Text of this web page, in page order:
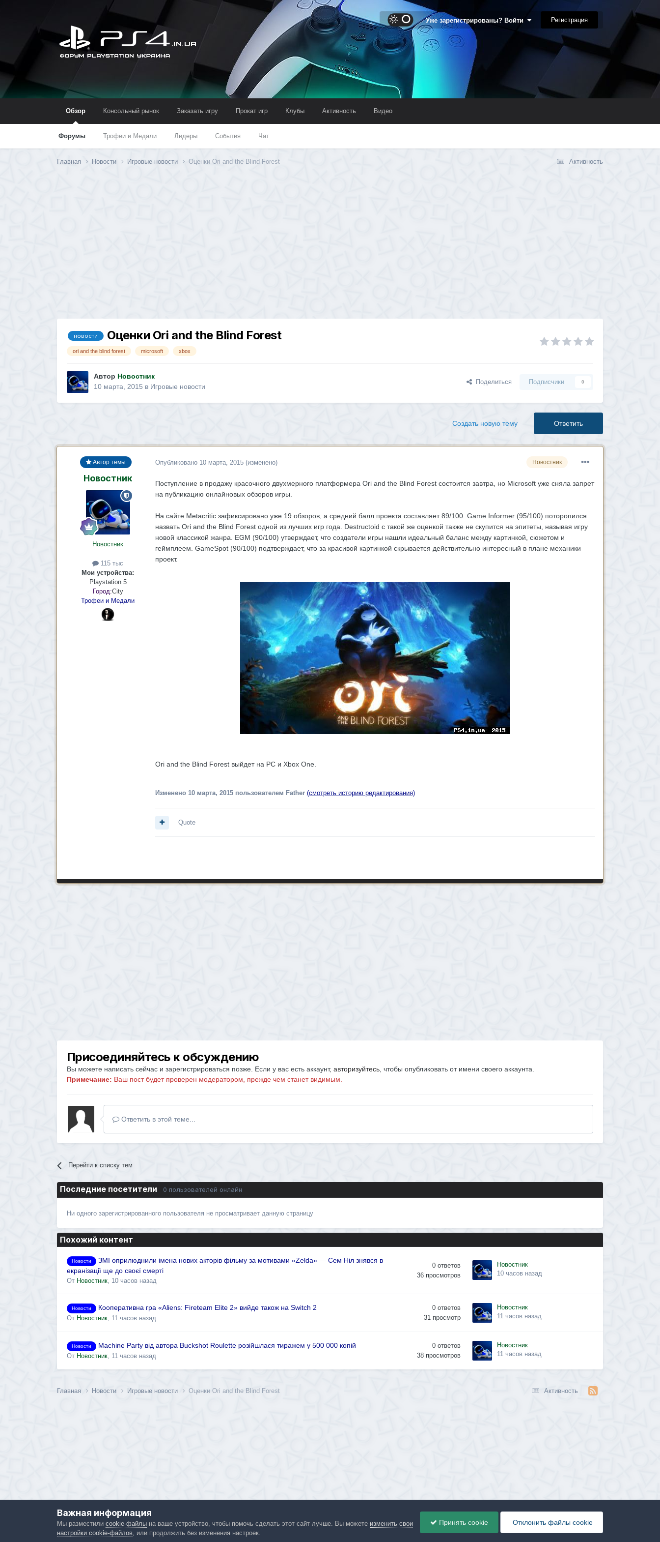
Уже зарегистрированы? Войти Регистрация
Обзор
Форумы Трофеи и Медали Лидеры События Чат
Консольный рынок Заказать игру Прокат игр Клубы Активность Видео
Активность
Главная Новости Игровые новости Оценки Ori and the Blind Forest
новости Оценки Ori and the Blind Forest
ori and the blind forest microsoft xbox
Автор Новостник
10 марта, 2015 в Игровые новости
Поделиться Подписчики 0
Ответить
Создать новую тему
Автор темы
Новостник
Новостник
115 тыс
Мои устройства:
Playstation 5
Город:City
Трофеи и Медали
Новостник
Опубликовано 10 марта, 2015 (изменено)
Поступление в продажу красочного двухмерного платформера Ori and the Blind Forest состоится завтра, но Microsoft уже сняла запрет
на публикацию онлайновых обзоров игры.
На сайте Metacritic зафиксировано уже 19 обзоров, а средний балл проекта составляет 89/100. Game Informer (95/100) поторопился
назвать Ori and the Blind Forest одной из лучших игр года. Destructoid с такой же оценкой также не скупится на эпитеты, называя игру
новой классикой жанра. EGM (90/100) утверждает, что создатели игры нашли идеальный баланс между картинкой, сюжетом и
геймплеем. GameSpot (90/100) подтверждает, что за красивой картинкой скрывается действительно интересный в плане механики
проект.
Ori and the Blind Forest выйдет на РС и Xbox One.
Изменено 10 марта, 2015пользователем Father (смотреть историю редактирования)
Quote
Присоединяйтесь к обсуждению
Вы можете написать сейчас и зарегистрироваться позже. Если у вас есть аккаунт, авторизуйтесь, чтобы опубликовать от имени своего аккаунта.
Примечание: Ваш пост будет проверен модератором, прежде чем станет видимым.
Ответить в этой теме...
Перейти к списку тем
Последние посетители 0 пользователей онлайн
Ни одного зарегистрированного пользователя не просматривает данную страницу
Похожий контент
Новости
ЗМІ оприлюднили імена нових акторів фільму за мотивами «Zelda» — Сем Ніл знявся в
екранізації ще до своєї смерті
От Новостник, 10 часов назад
0 ответов
36 просмотров
Новостник
10 часов назад
Новости
Кооперативна гра «Aliens: Fireteam Elite 2» вийде також на Switch 2
От Новостник, 11 часов назад
0 ответов
31 просмотр
Новостник
11 часов назад
Новости
Machine Party від автора Buckshot Roulette розійшлася тиражем у 500 000 копій
От Новостник, 11 часов назад
0 ответов
38 просмотров
Новостник
11 часов назад
Активность
Главная Новости Игровые новости Оценки Ori and the Blind Forest
Важная информация
Мы разместили cookie-файлына ваше устройство, чтобы помочь сделать этот сайт лучше. Вы можете изменить свои
настройки cookie-файлов, или продолжить без изменения настроек.
Принять cookie Отклонить файлы сookie